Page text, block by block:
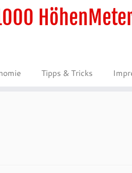
Tipps & Tricks